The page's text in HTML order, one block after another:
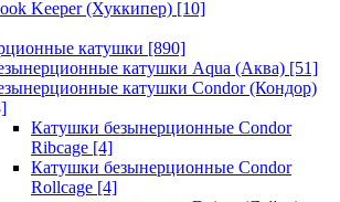
Keeper (Хуккипер) [10]
катушки [890]
катушки Aqua (Аква) [51]
катушки Condor (Кондор)
Катушки безынерционные Condor
Ribcage [4]
Катушки безынерционные Condor
Rollcage [4]